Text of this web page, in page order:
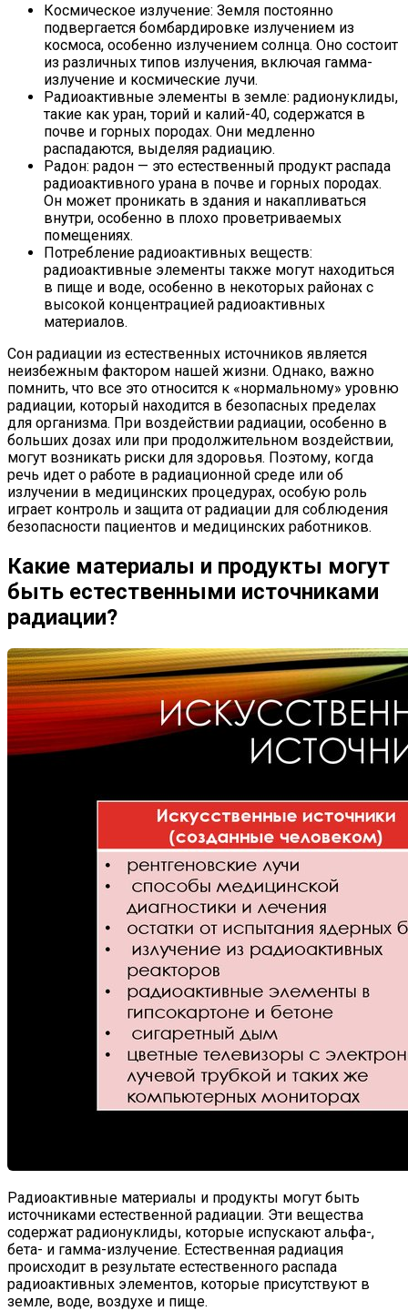
Космическое излучение: Земля постоянно
подвергается бомбардировке излучением из
космоса, особенно излучением солнца. Оно состоит
из различных типов излучения, включая гамма-
излучение и космические лучи.
Радиоактивные элементы в земле: радионуклиды,
такие как уран, торий и калий-40, содержатся в
почве и горных породах. Они медленно
распадаются, выделяя радиацию.
Радон: радон — это естественный продукт распада
радиоактивного урана в почве и горных породах.
Он может проникать в здания и накапливаться
внутри, особенно в плохо проветриваемых
помещениях.
Потребление радиоактивных веществ:
радиоактивные элементы также могут находиться
в пище и воде, особенно в некоторых районах с
высокой концентрацией радиоактивных
материалов.
Сон радиации из естественных источников является
неизбежным фактором нашей жизни. Однако, важно
помнить, что все это относится к «нормальному» уровню
радиации, который находится в безопасных пределах
для организма. При воздействии радиации, особенно в
больших дозах или при продолжительном воздействии,
могут возникать риски для здоровья. Поэтому, когда
речь идет о работе в радиационной среде или об
излучении в медицинских процедурах, особую роль
играет контроль и защита от радиации для соблюдения
безопасности пациентов и медицинских работников.
Какие материалы и продукты могут
быть естественными источниками
радиации?
Радиоактивные материалы и продукты могут быть
источниками естественной радиации. Эти вещества
содержат радионуклиды, которые испускают альфа-,
бета- и гамма-излучение. Естественная радиация
происходит в результате естественного распада
радиоактивных элементов, которые присутствуют в
земле, воде, воздухе и пище.